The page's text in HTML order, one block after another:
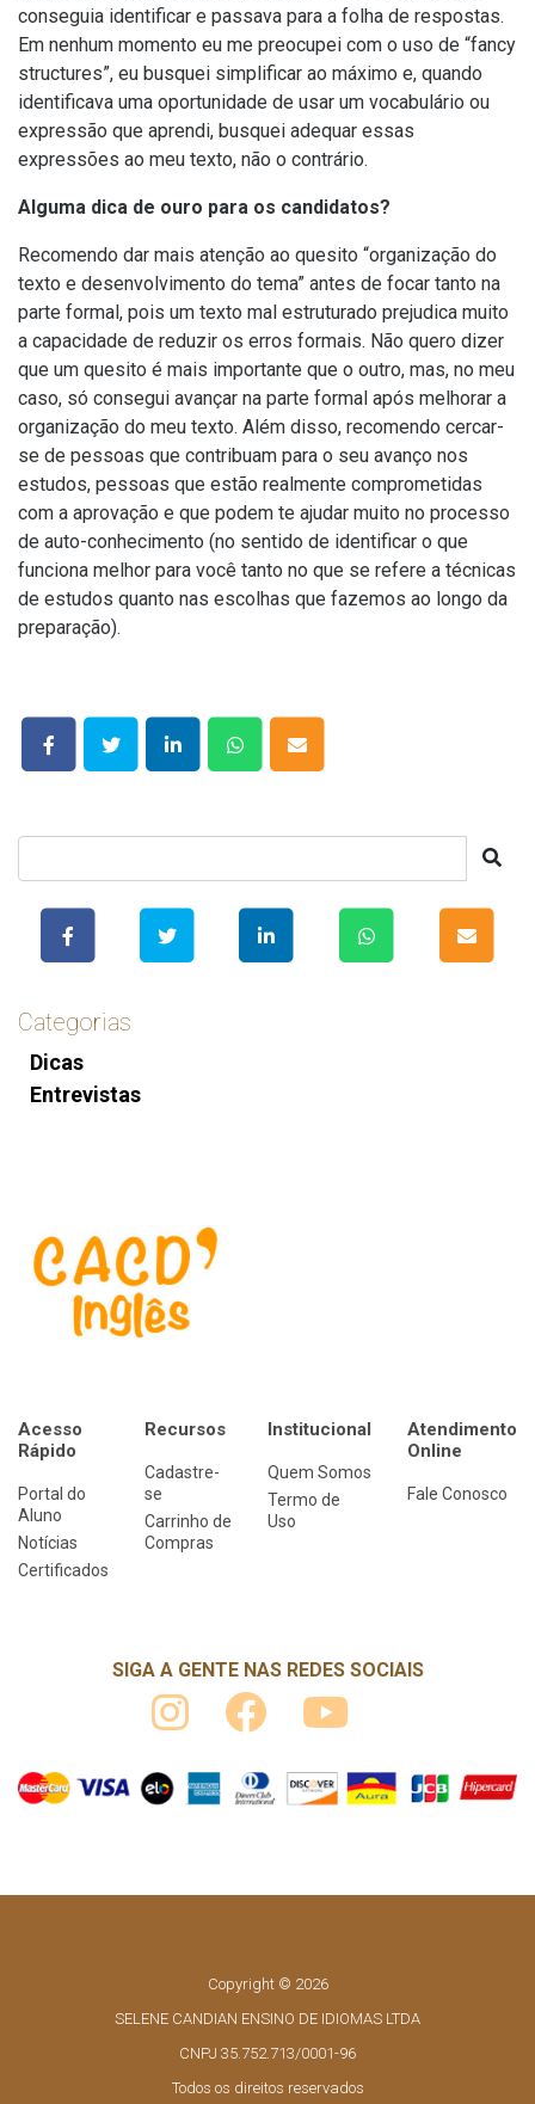
conseguia identificar e passava para a folha de respostas.
Em nenhum momento eu me preocupei com o uso de “fancy
structures”, eu busquei simplificar ao máximo e, quando
identificava uma oportunidade de usar um vocabulário ou
expressão que aprendi, busquei adequar essas
expressões ao meu texto, não o contrário.
Alguma dica de ouro para os candidatos?
Recomendo dar mais atenção ao quesito “organização do
texto e desenvolvimento do tema” antes de focar tanto na
parte formal, pois um texto mal estruturado prejudica muito
a capacidade de reduzir os erros formais. Não quero dizer
que um quesito é mais importante que o outro, mas, no meu
caso, só consegui avançar na parte formal após melhorar a
organização do meu texto. Além disso, recomendo cercar-
se de pessoas que contribuam para o seu avanço nos
estudos, pessoas que estão realmente comprometidas
com a aprovação e que podem te ajudar muito no processo
de auto-conhecimento (no sentido de identificar o que
funciona melhor para você tanto no que se refere a técnicas
de estudos quanto nas escolhas que fazemos ao longo da
preparação).
Categorias
Dicas
Entrevistas
Acesso
Rápido
Portal do
Aluno
Notícias
Certificados
Recursos
Cadastre-
se
Carrinho de
Compras
Institucional
Quem Somos
Termo de
Uso
Atendimento
Online
Fale Conosco
SIGA A GENTE NAS REDES SOCIAIS
Copyright © 2026
SELENE CANDIAN ENSINO DE IDIOMAS LTDA
CNPJ 35.752.713/0001-96
Todos os direitos reservados